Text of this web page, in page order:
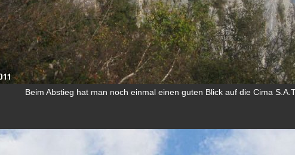
Beim Abstieg hat man noch einmal einen guten Blick auf die Cima